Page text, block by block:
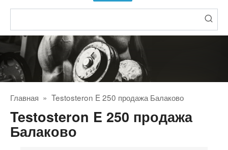
Главная » Testosteron E 250 продажа Балаково
Testosteron E 250 продажа
Балаково